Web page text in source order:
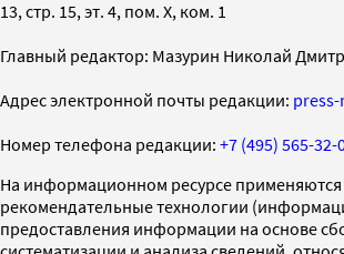
13, стр. 15, эт. 4, пом. X, ком. 1
Главный редактор: Мазурин Николай
Адрес электронной почты редакции:
Номер телефона редакции: +7 (495) 565-32-
На информационном ресурсе применяются
рекомендательные технологии
предоставления информации на основе